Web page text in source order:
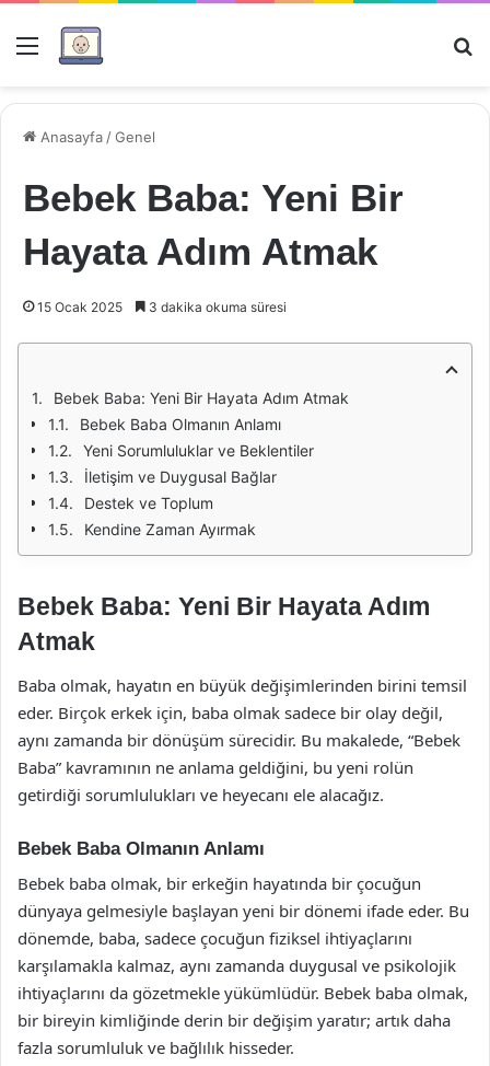
Menü
Anasayfa /Genel
Bebek Baba: Yeni Bir
Hayata Adım Atmak
15 Ocak 2025 3 dakika okuma süresi
Bebek Baba: Yeni Bir Hayata Adım Atmak
Bebek Baba Olmanın Anlamı
Yeni Sorumluluklar ve Beklentiler
İletişim ve Duygusal Bağlar
Destek ve Toplum
Kendine Zaman Ayırmak
Bebek Baba: Yeni Bir Hayata Adım
Atmak
Baba olmak, hayatın en büyük değişimlerinden birini temsil
eder. Birçok erkek için, baba olmak sadece bir olay değil,
aynı zamanda bir dönüşüm sürecidir. Bu makalede, “Bebek
Baba” kavramının ne anlama geldiğini, bu yeni rolün
getirdiği sorumlulukları ve heyecanı ele alacağız.
Bebek Baba Olmanın Anlamı
Bebek baba olmak, bir erkeğin hayatında bir çocuğun
dünyaya gelmesiyle başlayan yeni bir dönemi ifade eder. Bu
dönemde, baba, sadece çocuğun fiziksel ihtiyaçlarını
karşılamakla kalmaz, aynı zamanda duygusal ve psikolojik
ihtiyaçlarını da gözetmekle yükümlüdür. Bebek baba olmak,
bir bireyin kimliğinde derin bir değişim yaratır; artık daha
fazla sorumluluk ve bağlılık hisseder.